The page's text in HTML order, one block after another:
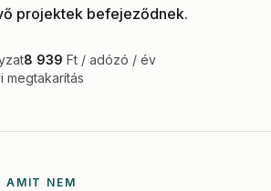
projektek befejeződnek.
8 939 Ft / adózó / év
megtakarítás
NEM